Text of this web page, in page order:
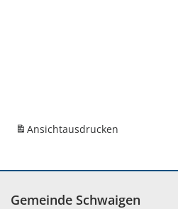
Ansichtausdrucken
Gemeinde Schwaigen